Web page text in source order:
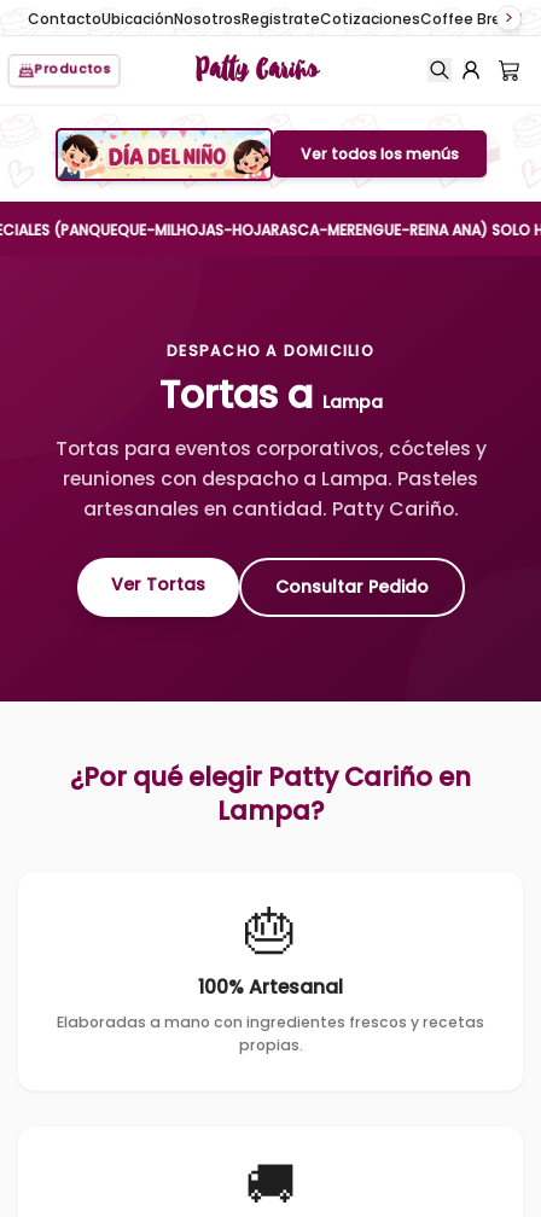
ContactoUbicaciónNosotrosRegistrateCotizacionesCoffee Break
Productos Patty Cariño
Boton de menu
Ver todos los menús
(PANQUEQUE-MILHOJAS-HOJARASCA-MERENGUE-REINA ANA) SOLO HASTA
DESPACHO A DOMICILIO
Tortas a Lampa
Tortas para eventos corporativos, cócteles y
reuniones con despacho a Lampa. Pasteles
artesanales en cantidad. Patty Cariño.
Ver Tortas Consultar Pedido
¿Por qué elegir Patty Cariño en
Lampa?
🎂
100% Artesanal
Elaboradas a mano con ingredientes frescos y recetas
propias.
🚚